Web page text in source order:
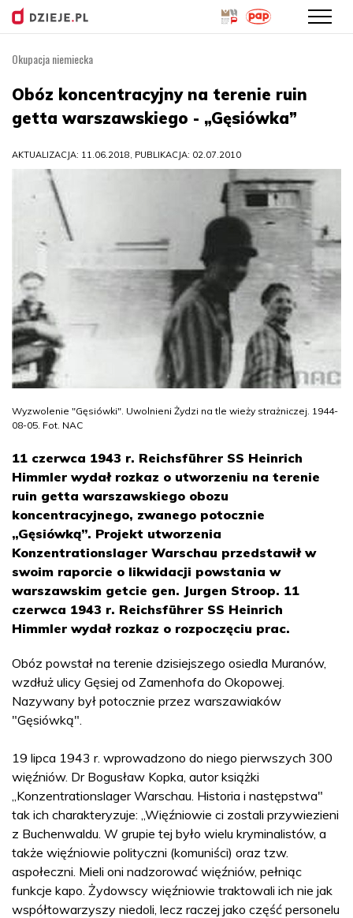
treści
Okupacja niemiecka
Obóz koncentracyjny na terenie ruin
getta warszawskiego - „Gęsiówka”
AKTUALIZACJA: 11.06.2018, PUBLIKACJA: 02.07.2010
Wyzwolenie "Gęsiówki". Uwolnieni Żydzi na tle wieży strażniczej. 1944-
08-05. Fot. NAC
11 czerwca 1943 r. Reichsführer SS Heinrich
Himmler wydał rozkaz o utworzeniu na terenie
ruin getta warszawskiego obozu
koncentracyjnego, zwanego potocznie
„Gęsiówką”. Projekt utworzenia
Konzentrationslager Warschau przedstawił w
swoim raporcie o likwidacji powstania w
warszawskim getcie gen. Jurgen Stroop. 11
czerwca 1943 r. Reichsführer SS Heinrich
Himmler wydał rozkaz o rozpoczęciu prac.
Obóz powstał na terenie dzisiejszego osiedla Muranów,
wzdłuż ulicy Gęsiej od Zamenhofa do Okopowej.
Nazywany był potocznie przez warszawiaków
"Gęsiówką".
19 lipca 1943 r. wprowadzono do niego pierwszych 300
więźniów. Dr Bogusław Kopka, autor książki
„Konzentrationslager Warschau. Historia i następstwa"
tak ich charakteryzuje: „Więźniowie ci zostali przywiezieni
z Buchenwaldu. W grupie tej było wielu kryminalistów, a
także więźniowie polityczni (komuniści) oraz tzw.
aspołeczni. Mieli oni nadzorować więźniów, pełniąc
funkcje kapo. Żydowscy więźniowie traktowali ich nie jak
współtowarzyszy niedoli, lecz raczej jako część personelu